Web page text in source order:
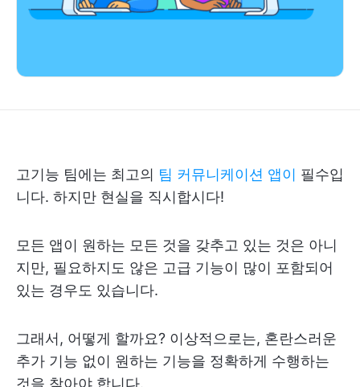
고기능 팀에는 최고의 팀 커뮤니케이션 앱이 필수입
니다. 하지만 현실을 직시합시다!
모든 앱이 원하는 모든 것을 갖추고 있는 것은 아니
지만, 필요하지도 않은 고급 기능이 많이 포함되어
있는 경우도 있습니다.
그래서, 어떻게 할까요? 이상적으로는, 혼란스러운
추가 기능 없이 원하는 기능을 정확하게 수행하는
것을 찾아야 합니다.